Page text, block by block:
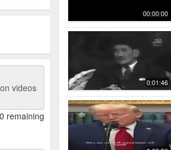
videos
remaining
00:00:00
0:01:46